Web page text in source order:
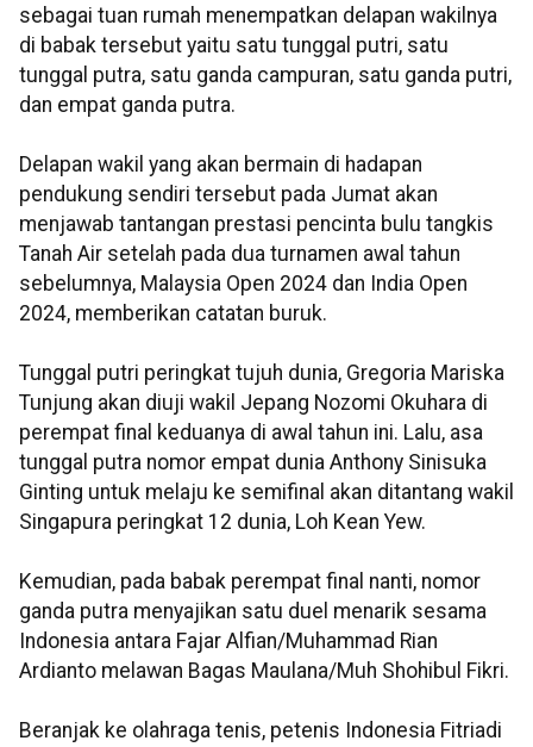
sebagai tuan rumah menempatkan delapan wakilnya
di babak tersebut yaitu satu tunggal putri, satu
tunggal putra, satu ganda campuran, satu ganda putri,
dan empat ganda putra.
Delapan wakil yang akan bermain di hadapan
pendukung sendiri tersebut pada Jumat akan
menjawab tantangan prestasi pencinta bulu tangkis
Tanah Air setelah pada dua turnamen awal tahun
sebelumnya, Malaysia Open 2024 dan India Open
2024, memberikan catatan buruk.
Tunggal putri peringkat tujuh dunia, Gregoria Mariska
Tunjung akan diuji wakil Jepang Nozomi Okuhara di
perempat final keduanya di awal tahun ini. Lalu, asa
tunggal putra nomor empat dunia Anthony Sinisuka
Ginting untuk melaju ke semifinal akan ditantang wakil
Singapura peringkat 12 dunia, Loh Kean Yew.
Kemudian, pada babak perempat final nanti, nomor
ganda putra menyajikan satu duel menarik sesama
Indonesia antara Fajar Alfian/Muhammad Rian
Ardianto melawan Bagas Maulana/Muh Shohibul Fikri.
Beranjak ke olahraga tenis, petenis Indonesia Fitriadi